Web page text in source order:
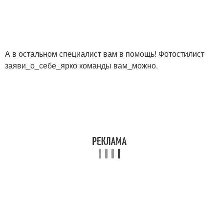
А в остальном специалист вам в помощь! Фотостилист
заяви_о_себе_ярко команды вам_можно.